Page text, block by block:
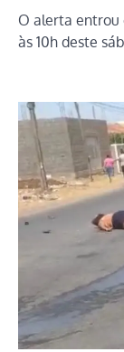
O alerta entrou
às 10h deste